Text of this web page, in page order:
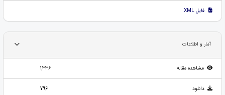
فایل XML
آمار و اطلاعات
مشاهده مقاله 1,336
دانلود 796